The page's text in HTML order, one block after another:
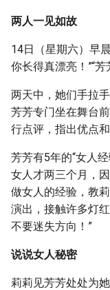
两人一见如故
14日（星期六）早
你长得真漂亮！”“
两天中，她们手拉
芳芳专门坐在舞台
行点评，指出优点和
芳芳有5年的“女人
女人才两三个月，
做女人的经验，教
演出，接触许多灯
不要迷失方向！”
说说女人秘密
莉莉见芳芳处处为